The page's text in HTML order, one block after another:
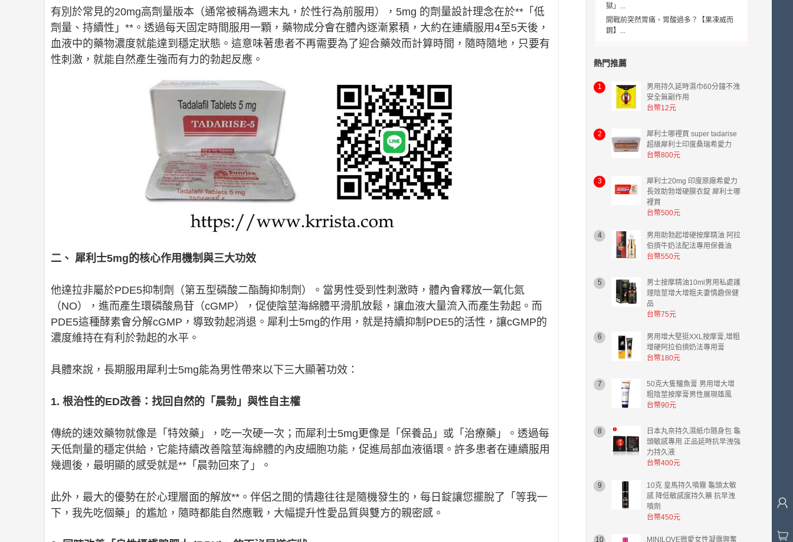
有別於常見的20mg高劑量版本（通常被稱為週末丸，於性行為前服用），5mg 的劑量設計理念在於**「低
劑量、持續性」**。透過每天固定時間服用一顆，藥物成分會在體內逐漸累積，大約在連續服用4至5天後，
血液中的藥物濃度就能達到穩定狀態。這意味著患者不再需要為了迎合藥效而計算時間，隨時隨地，只要有
性刺激，就能自然產生強而有力的勃起反應。
二、 犀利士5mg的核心作用機制與三大功效
他達拉非屬於PDE5抑制劑（第五型磷酸二酯酶抑制劑）。當男性受到性刺激時，體內會釋放一氧化氮
（NO），進而產生環磷酸鳥苷（cGMP），促使陰莖海綿體平滑肌放鬆，讓血液大量流入而產生勃起。而
PDE5這種酵素會分解cGMP，導致勃起消退。犀利士5mg的作用，就是持續抑制PDE5的活性，讓cGMP的
濃度維持在有利於勃起的水平。
具體來說，長期服用犀利士5mg能為男性帶來以下三大顯著功效：
1. 根治性的ED改善：找回自然的「晨勃」與性自主權
傳統的速效藥物就像是「特效藥」，吃一次硬一次；而犀利士5mg更像是「保養品」或「治療藥」。透過每
天低劑量的穩定供給，它能持續改善陰莖海綿體的內皮細胞功能，促進局部血液循環。許多患者在連續服用
幾週後，最明顯的感受就是**「晨勃回來了」。
此外，最大的優勢在於心理層面的解放**。伴侶之間的情趣往往是隨機發生的，每日錠讓您擺脫了「等我一
下，我先吃個藥」的尷尬，隨時都能自然應戰，大幅提升性愛品質與雙方的親密感。
獄」...
開戰前突然胃痛、胃酸過多？【果凍威而
鋼】...
熱門推薦
1
男用持久延時濕巾60分鐘不洩
安全無副作用
台幣12元
2
犀利士哪裡買 super tadarise
超級犀利士印度桑瑞希愛力
台幣800元
3
犀利士20mg 印度原廠希愛力
長效助勃增硬膜衣錠 犀利士哪
裡買
台幣500元
4
男用助勃起增硬按摩精油 阿拉
伯擠牛奶法配法專用保養油
台幣550元
5
男士按摩精油10ml男用私處護
理陰莖增大增粗夫妻情趣保健
品
台幣75元
6
男用增大堅挺XXL按摩膏,增粗
增硬阿拉伯擠奶法專用膏
台幣180元
7
50克大隻鱷魚膏 男用增大增
粗陰莖按摩膏男性展現雄風
台幣90元
8
日本丸奈持久濕紙巾隨身包 龜
頭敏感專用 正品延時抗早洩強
力持久液
台幣400元
9
10克 皇馬持久噴霧 龜頭太敏
感 降低敏感度持久藥 抗早洩
噴劑
台幣450元
10
MINILOVE微愛女性凝露興奮